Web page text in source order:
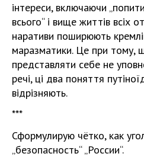
інтереси, включаючи
всього“ і вище життів всіх
наративи поширюють
маразматики. Це при тому,
представляти себе не
речі, ці два поняття
відрізняють.
***
Сформулирую чётко, как
„безопасность“ „России“.